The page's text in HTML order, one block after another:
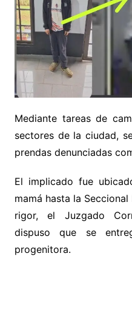
Mediante tareas de
sectores de la ciudad,
prendas denunciadas
El implicado fue
mamá hasta la
rigor, el Juzgado
dispuso que se
progenitora.